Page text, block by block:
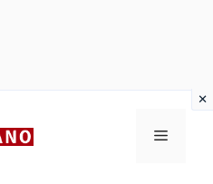
Menu